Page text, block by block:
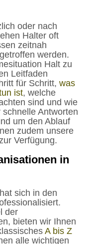
oder nach
Halter oft
zeitnah
werden.
Halt zu
Leitfaden
für Schritt, was
ist, welche
sind und wie
Antworten
um den Ablauf
zudem unsere
Verfügung.
in
sich in den
der
bieten wir Ihnen
A bis Z
alle wichtigen